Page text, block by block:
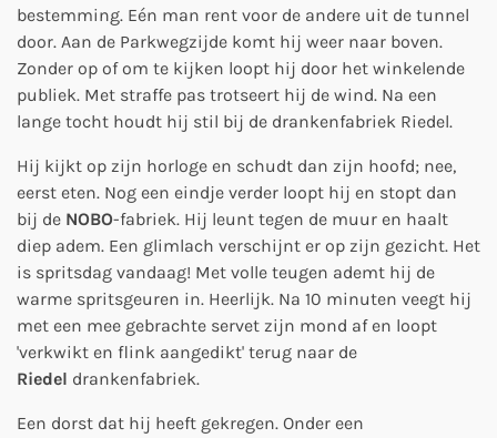
bestemming. Eén man rent voor de andere uit de tunnel
door. Aan de Parkwegzijde komt hij weer naar boven.
Zonder op of om te kijken loopt hij door het winkelende
publiek. Met straffe pas trotseert hij de wind. Na een
lange tocht houdt hij stil bij de drankenfabriek Riedel.
Hij kijkt op zijn horloge en schudt dan zijn hoofd; nee,
eerst eten. Nog een eindje verder loopt hij en stopt dan
bij de NOBO-fabriek. Hij leunt tegen de muur en haalt
diep adem. Een glimlach verschijnt er op zijn gezicht. Het
is spritsdag vandaag! Met volle teugen ademt hij de
warme spritsgeuren in. Heerlijk. Na 10 minuten veegt hij
met een mee gebrachte servet zijn mond af en loopt
'verkwikt en flink aangedikt' terug naar de
Riedel drankenfabriek.
Een dorst dat hij heeft gekregen. Onder een